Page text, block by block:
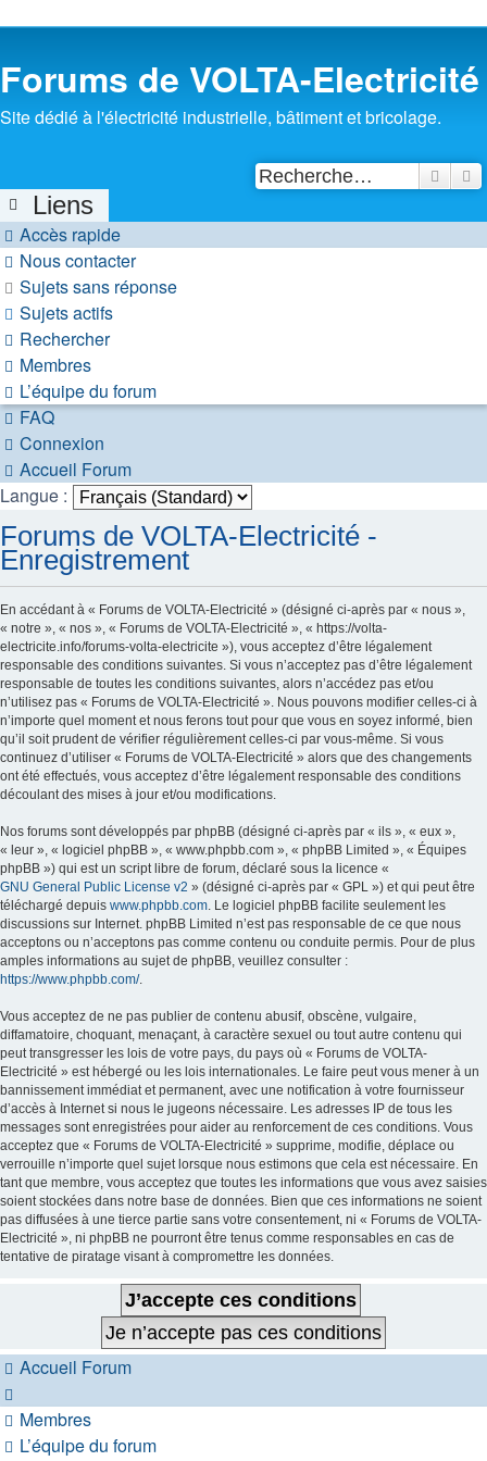
Forums de VOLTA-Electricité
Site dédié à l'électricité industrielle, bâtiment et bricolage.
Liens
Accès rapide
Nous contacter
Sujets sans réponse
Sujets actifs
Rechercher
Membres
L’équipe du forum
FAQ
Connexion
Accueil Forum
Langue :
Forums de VOLTA-Electricité -
Enregistrement
En accédant à « Forums de VOLTA-Electricité » (désigné ci-après par « nous »,
« notre », « nos », « Forums de VOLTA-Electricité », « https://volta-
electricite.info/forums-volta-electricite »), vous acceptez d’être légalement
responsable des conditions suivantes. Si vous n’acceptez pas d’être légalement
responsable de toutes les conditions suivantes, alors n’accédez pas et/ou
n’utilisez pas « Forums de VOLTA-Electricité ». Nous pouvons modifier celles-ci à
n’importe quel moment et nous ferons tout pour que vous en soyez informé, bien
qu’il soit prudent de vérifier régulièrement celles-ci par vous-même. Si vous
continuez d’utiliser « Forums de VOLTA-Electricité » alors que des changements
ont été effectués, vous acceptez d’être légalement responsable des conditions
découlant des mises à jour et/ou modifications.
Nos forums sont développés par phpBB (désigné ci-après par « ils », « eux »,
« leur », « logiciel phpBB », « www.phpbb.com », « phpBB Limited », « Équipes
phpBB ») qui est un script libre de forum, déclaré sous la licence «
GNU General Public License v2 » (désigné ci-après par « GPL ») et qui peut être
téléchargé depuis www.phpbb.com . Le logiciel phpBB facilite seulement les
discussions sur Internet. phpBB Limited n’est pas responsable de ce que nous
acceptons ou n’acceptons pas comme contenu ou conduite permis. Pour de plus
amples informations au sujet de phpBB, veuillez consulter :
https://www.phpbb.com/.
Vous acceptez de ne pas publier de contenu abusif, obscène, vulgaire,
diffamatoire, choquant, menaçant, à caractère sexuel ou tout autre contenu qui
peut transgresser les lois de votre pays, du pays où « Forums de VOLTA-
Electricité » est hébergé ou les lois internationales. Le faire peut vous mener à un
bannissement immédiat et permanent, avec une notification à votre fournisseur
d’accès à Internet si nous le jugeons nécessaire. Les adresses IP de tous les
messages sont enregistrées pour aider au renforcement de ces conditions. Vous
acceptez que « Forums de VOLTA-Electricité » supprime, modifie, déplace ou
verrouille n’importe quel sujet lorsque nous estimons que cela est nécessaire. En
tant que membre, vous acceptez que toutes les informations que vous avez saisies
soient stockées dans notre base de données. Bien que ces informations ne soient
pas diffusées à une tierce partie sans votre consentement, ni « Forums de VOLTA-
Electricité », ni phpBB ne pourront être tenus comme responsables en cas de
tentative de piratage visant à compromettre les données.
Accueil Forum
Membres
L’équipe du forum